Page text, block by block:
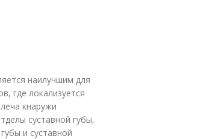
наилучшим для
где локализуется
кнаружи
суставной губы,
и суставной